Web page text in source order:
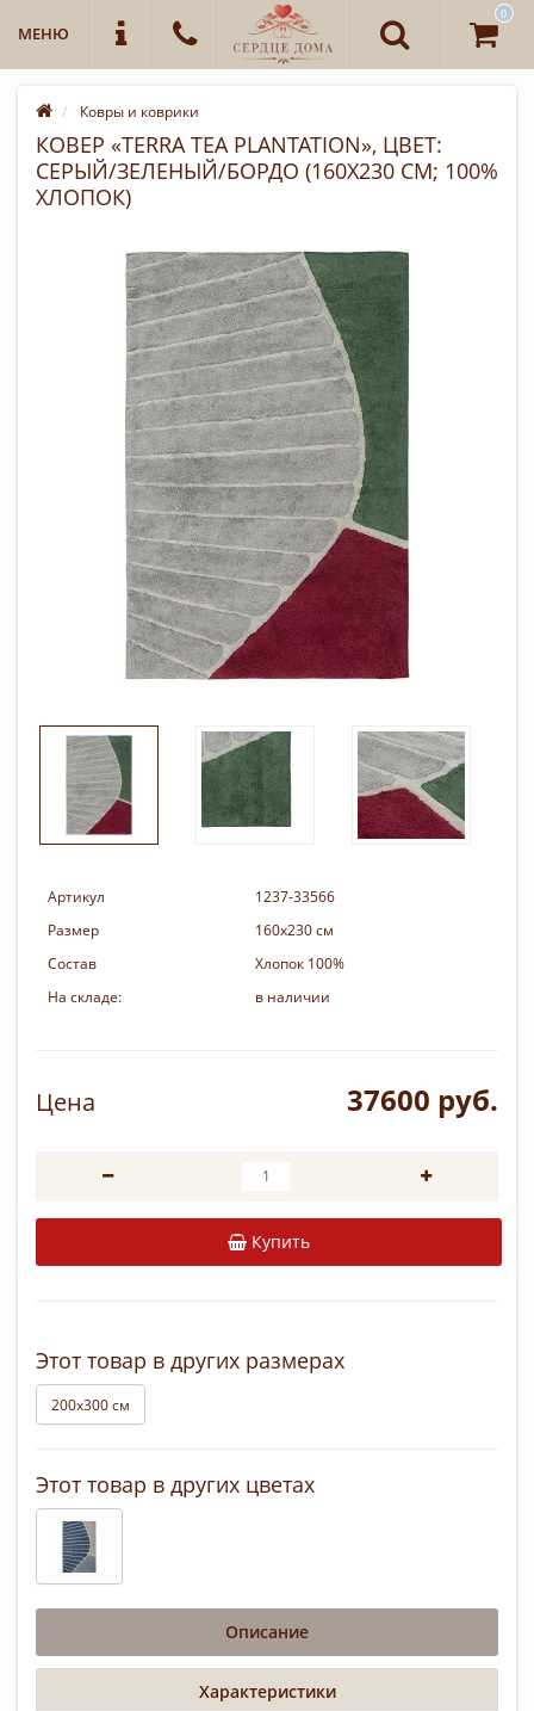
МЕНЮ
0
Ковры и коврики
КОВЕР «TERRA TEA PLANTATION», ЦВЕТ:
СЕРЫЙ/ЗЕЛЕНЫЙ/БОРДО (160Х230 СМ; 100%
ХЛОПОК)
Артикул
1237-33566
Размер
160х230 см
Состав
Хлопок 100%
На складе:
в наличии
Цена 37600 руб.
Купить
Этот товар в других размерах
200х300 см
Этот товар в других цветах
Описание
Характеристики